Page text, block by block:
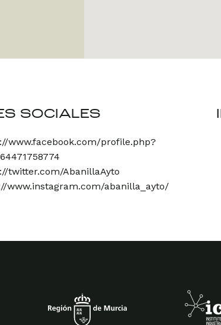
SOCIALES
www.facebook.com/profile.php?
twitter.com/AbanillaAyto
www.instagram.com/abanilla_ayto/